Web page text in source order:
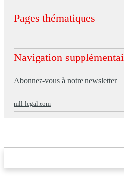
Pages thématiques
Navigation
Abonnez-vous à notre newsletter
mll-legal.com